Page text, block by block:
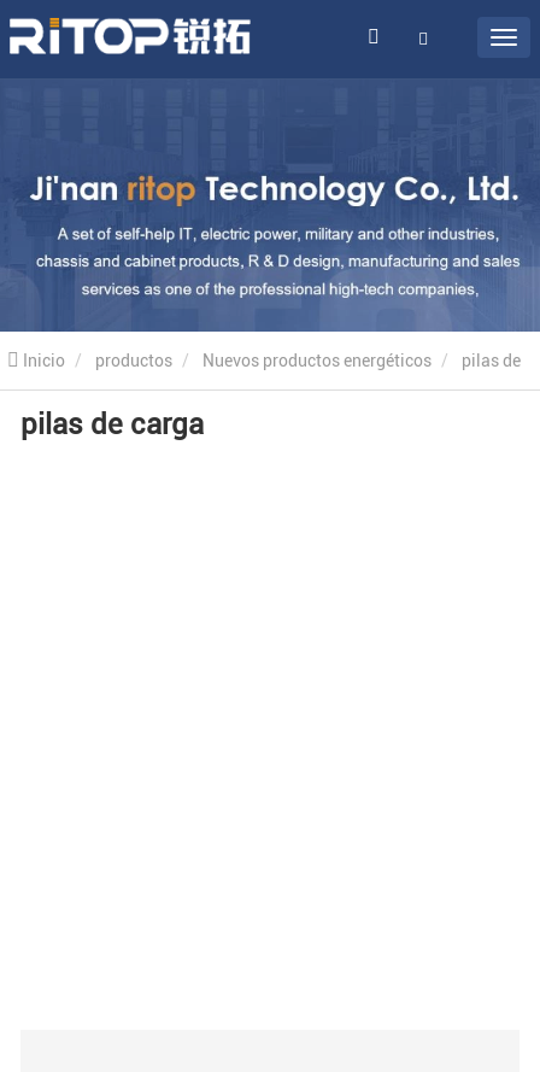
Inicio productos Nuevos productos energéticos pilas de
carga pilas de carga
pilas de carga